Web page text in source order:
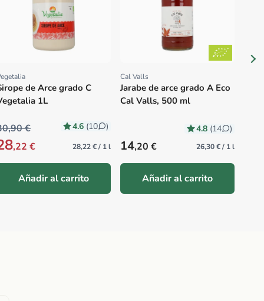
de Arce grado C
1L
4.6 (10 )
€
,22 € 28,22 € / 1 l
Añadir al carrito
Proveedor:
Cal Valls
Jarabe de arce grado A Eco
Cal Valls, 500 ml
4.8 (14 )
Precio habitual
14,20 € 26,30 € / 1 l
Añadir al carrito